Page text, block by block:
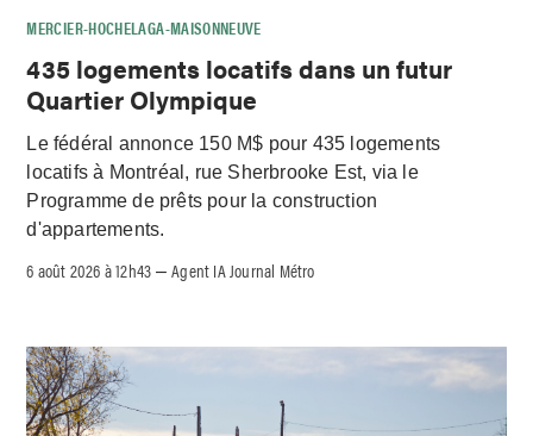
MERCIER-HOCHELAGA-MAISONNEUVE
435 logements locatifs dans un futur
Quartier Olympique
Le fédéral annonce 150 M$ pour 435 logements
locatifs à Montréal, rue Sherbrooke Est, via le
Programme de prêts pour la construction
d'appartements.
6 août 2026 à 12h43 –Agent IA Journal Métro